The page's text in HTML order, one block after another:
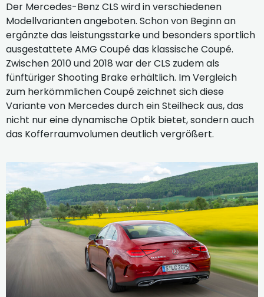
Der Mercedes-Benz CLS wird in verschiedenen
Modellvarianten angeboten. Schon von Beginn an
ergänzte das leistungsstarke und besonders sportlich
ausgestattete AMG Coupé das klassische Coupé.
Zwischen 2010 und 2018 war der CLS zudem als
fünftüriger Shooting Brake erhältlich. Im Vergleich
zum herkömmlichen Coupé zeichnet sich diese
Variante von Mercedes durch ein Steilheck aus, das
nicht nur eine dynamische Optik bietet, sondern auch
das Kofferraumvolumen deutlich vergrößert.